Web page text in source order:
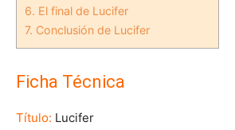
6. El final de Lucifer
7. Conclusión de Lucifer
Ficha Técnica
Título: Lucifer